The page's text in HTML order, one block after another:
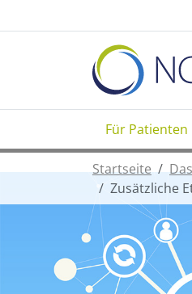
Für Patienten
Startseite
Zusätzliche